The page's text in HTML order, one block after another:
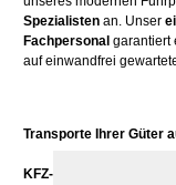
Spezialisten an. Unser
Fachpersonal garantiert
auf einwandfrei
Transporte Ihrer Güter
KFZ-Reparaturen